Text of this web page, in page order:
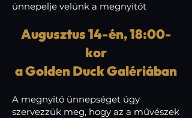
ünnepelje velünk a megnyitót
Augusztus 14-én, 18:00-
kor
a Golden Duck Galériában
A megnyitó ünnepséget úgy
szervezzük meg, hogy az a művészek